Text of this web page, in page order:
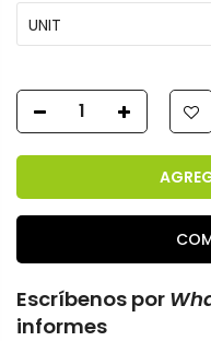
UNIT
Escríbenos por
informes